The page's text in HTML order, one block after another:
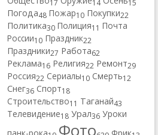
17 14 15
Погода48 Пожар10 Покупки22
Политика30 Полиция11 Почта
России10 Праздник22
Праздники27 Работа62
Реклама16 Религия22 Ремонт29
Россия22 Сериалы10 Смерть12
Снег36 Спорт18
Строительство11 Таганай43
Телевидение18 Урал36 Уроки
панк-рока
Фото Фрик